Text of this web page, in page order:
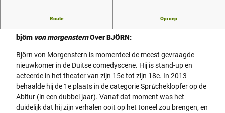
Route Oproep
Björn von Morgenstern: Rotondefestival
björn von morgensternOver BJÖRN:
Björn von Morgenstern is momenteel de meest gevraagde
nieuwkomer in de Duitse comedyscene. Hij is stand-up en
acteerde in het theater van zijn 15e tot zijn 18e. In 2013
behaalde hij de 1e plaats in de categorie Sprücheklopfer op de
Abitur (in een dubbel jaar). Vanaf dat moment was het
duidelijk dat hij zijn verhalen ooit op het toneel zou brengen, en